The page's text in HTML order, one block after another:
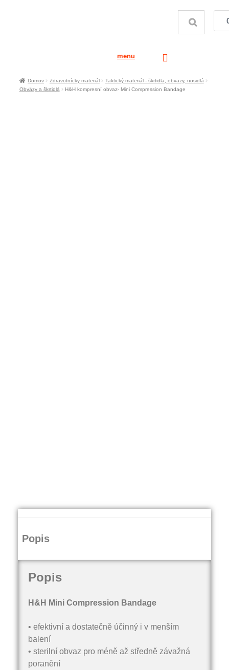
menu
Domov Zdravotnícky materiál
Taktický materiál - škrtidla, obväzy, nosidlá
Obväzy a škrtidlá
H&H kompresní obvaz- Mini Compression Bandage
Popis
Popis
H&H Mini Compression Bandage
• efektivní a dostatečně účinný i v menším
balení
• sterilní obvaz pro méně až středně závažná
poranění